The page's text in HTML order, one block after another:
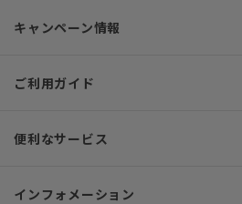
キャンペーン情報
ご利用ガイド
便利なサービス
インフォメーション